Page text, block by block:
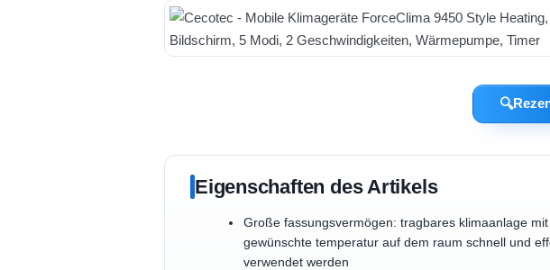
🔍
Eigenschaften des Artikels
Große fassungsvermögen: tragbares klimaanlage
gewünschte temperatur auf dem raum schnell und
verwendet werden